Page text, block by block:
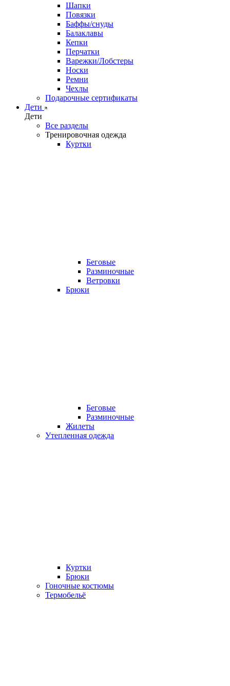
Шапки
Повязки
Баффы/снуды
Балаклавы
Кепки
Перчатки
Варежки/Лобстеры
Носки
Ремни
Чехлы
Подарочные сертификаты
Дети
Дети
Все разделы
Тренировочная одежда
Куртки
Беговые
Разминочные
Ветровки
Брюки
Беговые
Разминочные
Жилеты
Утепленная одежда
Куртки
Брюки
Гоночные костюмы
Термобельё